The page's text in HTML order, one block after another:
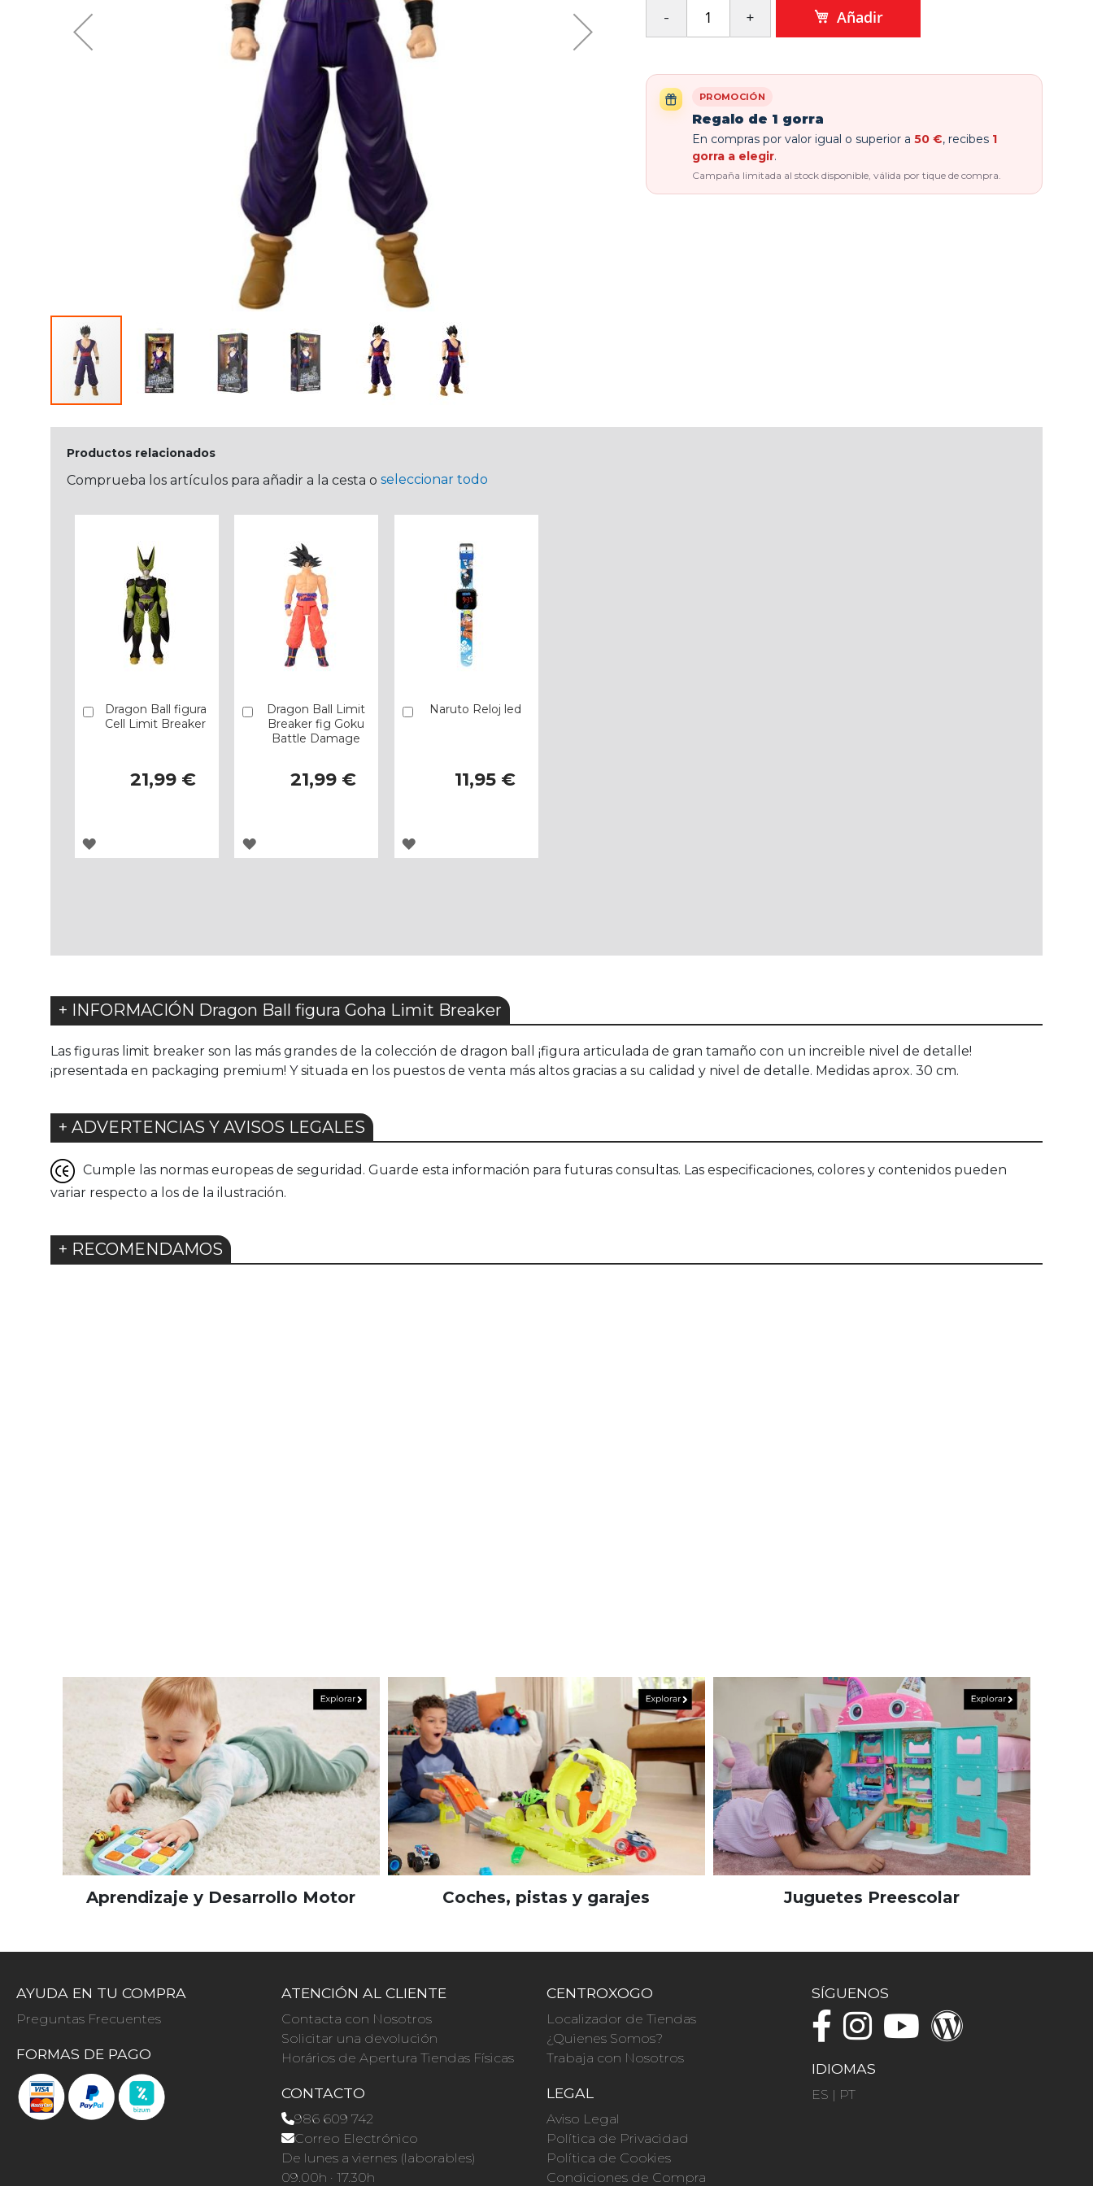
Añadir
PROMOCIÓN
Regalo de 1 gorra
En compras por valor igual o superior a 50 €, recibes 1
gorra a elegir.
Campaña limitada al stock disponible, válida por tique de compra.
Productos relacionados
Comprueba los artículos para añadir a la cesta o seleccionar todo
Dragon Ball figura
Cell Limit Breaker
21,99 €
Añadir
AGREGAR
Dragon Ball Limit
Breaker fig Goku
Battle Damage
21,99 €
Añadir
AGREGAR
Naruto Reloj led
11,95 €
Añadir
AGREGAR
+ INFORMACIÓN Dragon Ball figura Goha Limit Breaker
Las figuras limit breaker son las más grandes de la colección de dragon ball ¡figura articulada de gran tamaño con un increible nivel de detalle!
¡presentada en packaging premium! Y situada en los puestos de venta más altos gracias a su calidad y nivel de detalle. Medidas aprox. 30 cm.
+ ADVERTENCIAS Y AVISOS LEGALES
Cumple las normas europeas de seguridad. Guarde esta información para futuras consultas. Las especificaciones, colores y contenidos pueden
variar respecto a los de la ilustración.
+ RECOMENDAMOS
Aprendizaje y Desarrollo Motor Coches, pistas y garajes Juguetes Preescolar
AYUDA EN TU COMPRA
Preguntas Frecuentes
FORMAS DE PAGO
ATENCIÓN AL CLIENTE
Contacta con Nosotros
Solicitar una devolución
Horários de Apertura Tiendas Físicas
CONTACTO
986 609 742
Correo Electrónico
De lunes a viernes (laborables)
09.00h · 17.30h
CENTROXOGO
Localizador de Tiendas
¿Quienes Somos?
Trabaja con Nosotros
LEGAL
Aviso Legal
Política de Privacidad
Política de Cookies
Condiciones de Compra
SÍGUENOS
IDIOMAS
ES | PT